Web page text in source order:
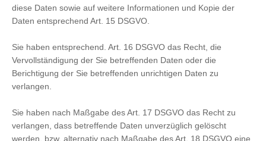
diese Daten sowie auf weitere Informationen und Kopie der
Daten entsprechend Art. 15 DSGVO.
Sie haben entsprechend. Art. 16 DSGVO das Recht, die
Vervollständigung der Sie betreffenden Daten oder die
Berichtigung der Sie betreffenden unrichtigen Daten zu
verlangen.
Sie haben nach Maßgabe des Art. 17 DSGVO das Recht zu
verlangen, dass betreffende Daten unverzüglich gelöscht
werden, bzw. alternativ nach Maßgabe des Art. 18 DSGVO eine